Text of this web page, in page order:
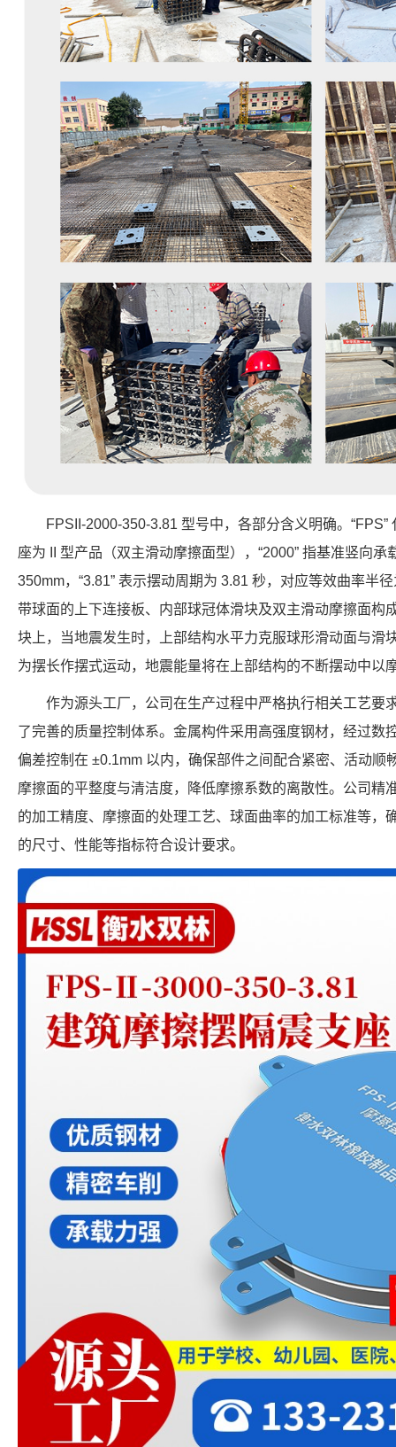
FPSII-2000-350-3.81 型号中，各部分含义明确。“FPS”
座为 II 型产品（双主滑动摩擦面型），“2000” 指基准竖向承
350mm，“3.81” 表示摆动周期为 3.81 秒，对应等效曲率半
带球面的上下连接板、内部球冠体滑块及双主滑动摩擦面构
块上，当地震发生时，上部结构水平力克服球形滑动面与滑
为摆长作摆式运动，地震能量将在上部结构的不断摆动中以
作为源头工厂，公司在生产过程中严格执行相关工艺要
了完善的质量控制体系。金属构件采用高强度钢材，经过数
偏差控制在 ±0.1mm 以内，确保部件之间配合紧密、活动顺
摩擦面的平整度与清洁度，降低摩擦系数的离散性。公司精
的加工精度、摩擦面的处理工艺、球面曲率的加工标准等，
的尺寸、性能等指标符合设计要求。